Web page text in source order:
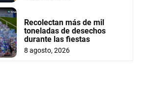
Recolectan más de mil
toneladas de desechos
durante las fiestas
8 agosto, 2026